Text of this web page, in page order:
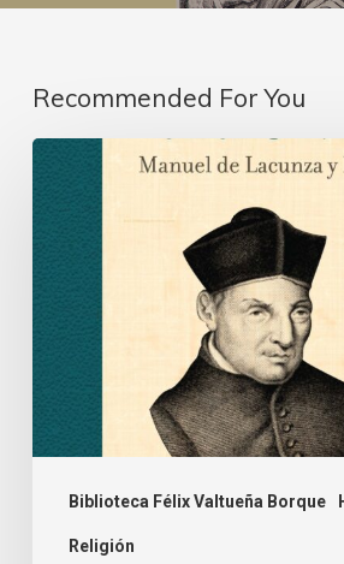
Recommended For You
Biblioteca Félix Valtueña Borque
Religión